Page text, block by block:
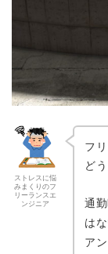
ストレスに悩
みまくりのフ
リーランスエ
ンジニア
フ
ど
通
は
ア